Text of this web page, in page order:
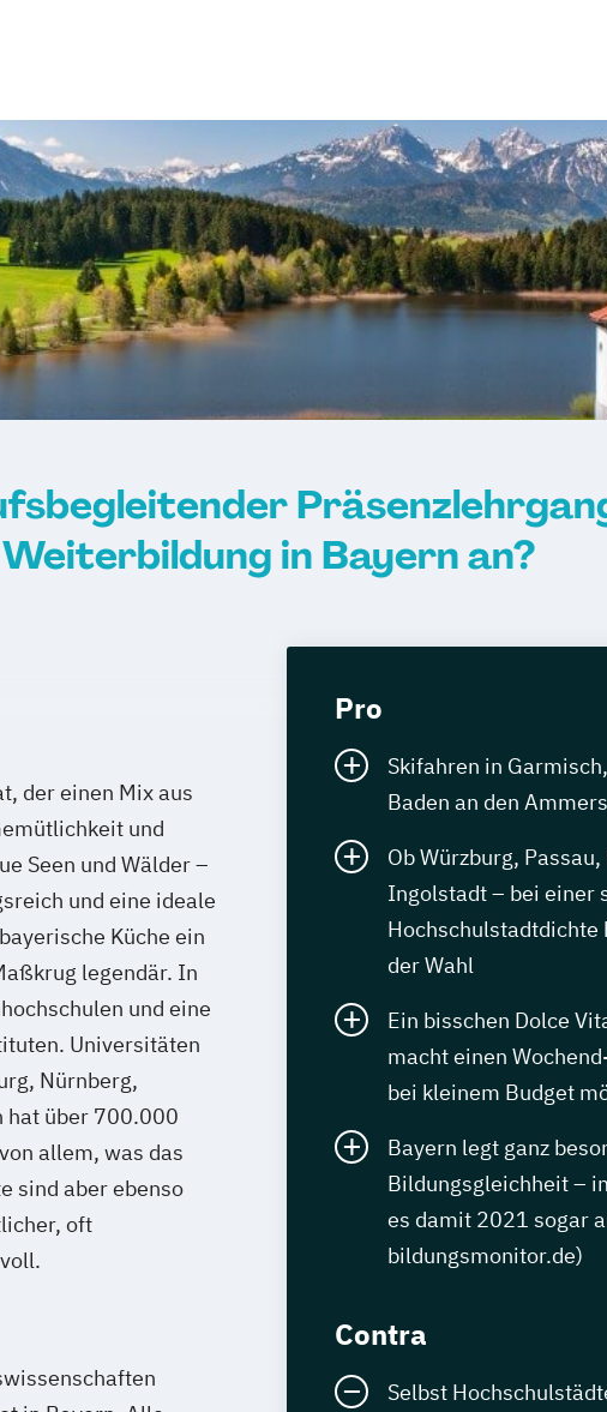
Weiterbildung in Bayern an?
der einen Mix aus
und
Seen und Wälder –
und eine ideale
Küche ein
legendär. In
und eine
Universitäten
Nürnberg,
hat über 700.000
allem, was das
sind aber ebenso
oft
Pro
Skifahren in
Baden an den
Ob Würzburg,
Ingolstadt – bei einer
Hochschulstadtdichte
der Wahl
Ein bisschen Dolce
macht einen
bei kleinem Budget
Bayern legt ganz
Bildungsgleichheit –
es damit 2021 sogar
bildungsmonitor.de)
Contra
Selbst